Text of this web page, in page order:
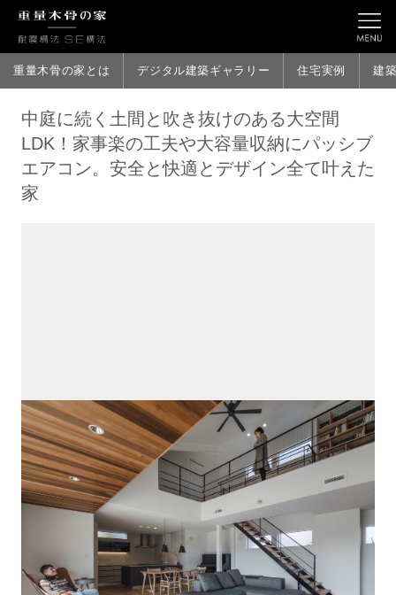
重量木骨の家とは デジタル建築ギャラリー 住宅実例 建
中庭に続く土間と吹き抜けのある大空間
LDK！家事楽の工夫や大容量収納にパッシブ
エアコン。安全と快適とデザイン全て叶えた
家